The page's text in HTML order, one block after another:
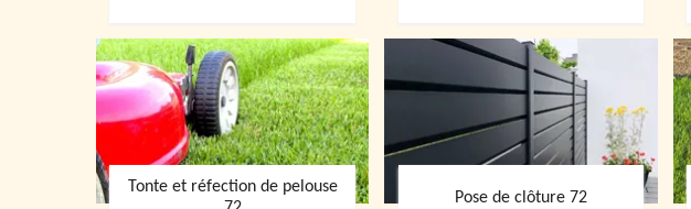
Tonte et réfection de pelouse
Pose de clôture 72